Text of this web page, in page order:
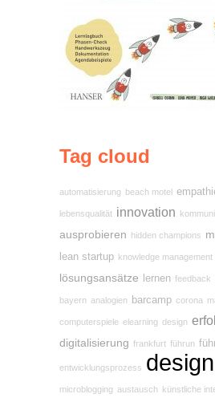
Tag cloud
automatisierung beach motel
lebensqualität innovation
ausprobieren hidden champions
lean startup knowledge management
lösungsansätze lernen feedback
bayern analogien barcamp corona
computerspiele elearning design
digitalisierung frankfurt führun
entwicklungsprozess
microblogging austausch künstliche